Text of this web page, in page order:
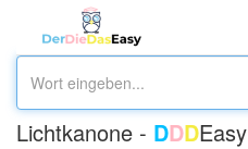
Lichtkanone - DDDEasy